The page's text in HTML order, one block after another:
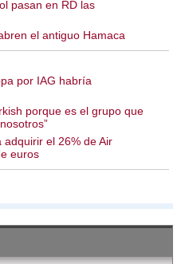
pasan en RD las
el antiguo Hamaca
por IAG habría
porque es el grupo que
el 26% de Air
euros